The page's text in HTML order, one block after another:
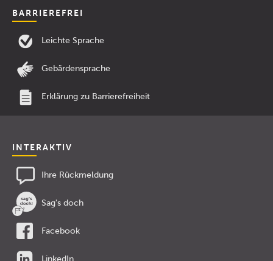
BARRIEREFREI
Leichte Sprache
Gebärdensprache
Erklärung zu Barrierefreiheit
INTERAKTIV
Ihre Rückmeldung
Sag's doch
Facebook
LinkedIn